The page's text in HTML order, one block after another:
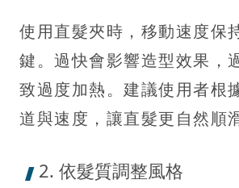
使用直髮夾時，移動速度保
鍵。過快會影響造型效果，
致過度加熱。建議使用者根
道與速度，讓直髮更自然順滑
2. 依髮質調整風格